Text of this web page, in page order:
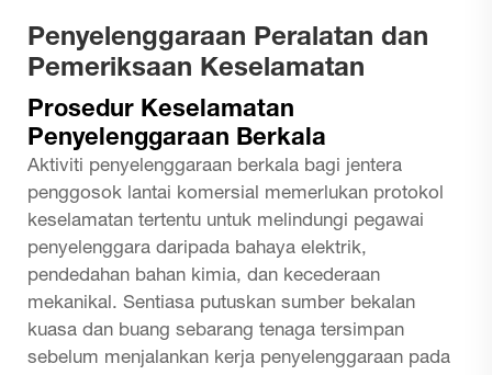
Penyelenggaraan Peralatan dan
Pemeriksaan Keselamatan
Prosedur Keselamatan
Penyelenggaraan Berkala
Aktiviti penyelenggaraan berkala bagi jentera
penggosok lantai komersial memerlukan protokol
keselamatan tertentu untuk melindungi pegawai
penyelenggara daripada bahaya elektrik,
pendedahan bahan kimia, dan kecederaan
mekanikal. Sentiasa putuskan sumber bekalan
kuasa dan buang sebarang tenaga tersimpan
sebelum menjalankan kerja penyelenggaraan pada